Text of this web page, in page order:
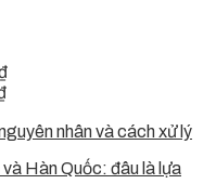
nhân và cách xử lý
Hàn Quốc: đâu là lựa